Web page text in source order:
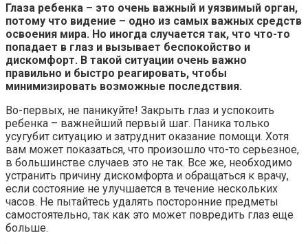
Глаза ребенка – это очень важный и уязвимый орган,
потому что видение – одно из самых важных средств
освоения мира. Но иногда случается так, что что-то
попадает в глаз и вызывает беспокойство и
дискомфорт. В такой ситуации очень важно
правильно и быстро реагировать, чтобы
минимизировать возможные последствия.
Во-первых, не паникуйте! Закрыть глаз и успокоить
ребенка – важнейший первый шаг. Паника только
усугубит ситуацию и затруднит оказание помощи. Хотя
вам может показаться, что произошло что-то серьезное,
в большинстве случаев это не так. Все же, необходимо
устранить причину дискомфорта и обращаться к врачу,
если состояние не улучшается в течение нескольких
часов. Не пытайтесь удалять посторонние предметы
самостоятельно, так как это может повредить глаз еще
больше.